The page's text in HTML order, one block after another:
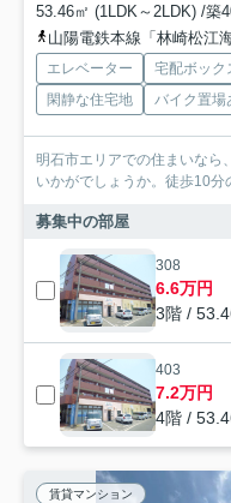
53.46㎡ (1LDK～2LDK) /築
山陽電鉄本線「林崎松江
エレベーター 宅配ボック
閑静な住宅地
バイク置場
明石市エリアでの住まいなら
いかがでしょうか。徒歩10
募集中の部屋
308
6.6万円
3階 /
403
7.2万円
4階 /
賃貸マンション